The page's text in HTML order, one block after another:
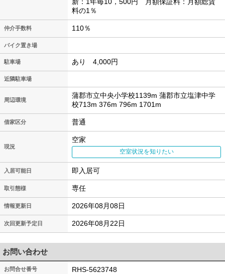
料の1％
仲介手数料 110％
バイク置き場
駐車場 あり 4,000円
近隣駐車場
周辺環境
蒲郡市立中央小学校1139m 蒲郡市立塩津中学
校713m 376m 796m 1701m
借家区分 普通
現況
空家
空室状況を知りたい
入居可能日 即入居可
取引態様 専任
情報更新日 2026年08月08日
次回更新予定日 2026年08月22日
お問い合わせ
お問合せ番号 RHS-5623748